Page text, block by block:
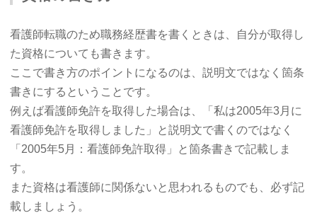
看護師転職のため職務経歴書を書くときは、自分が取得し
た資格についても書きます。
ここで書き方のポイントになるのは、説明文ではなく箇条
書きにするということです。
例えば看護師免許を取得した場合は、「私は2005年3月に
看護師免許を取得しました」と説明文で書くのではなく
「2005年5月：看護師免許取得」と箇条書きで記載しま
す。
また資格は看護師に関係ないと思われるものでも、必ず記
載しましょう。